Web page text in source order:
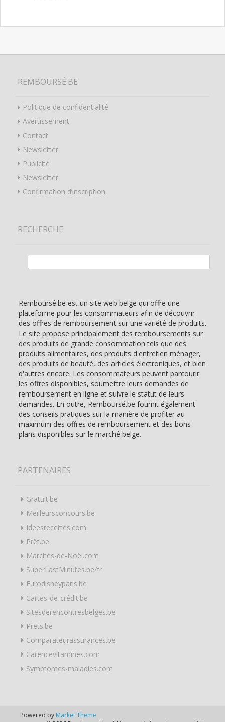
REMBOURSÉ.BE
Politique de confidentialité
Avertissement
Contact
Newsletter
Publicité
Newsletter
Confirmation d’inscription
RECHERCHE
Remboursé.be est un site web belge qui offre une
plateforme pour les consommateurs afin de découvrir
des offres de remboursement sur une variété de produits.
Le site propose principalement des remboursements sur
des produits de grande consommation tels que des
produits alimentaires, des produits d'entretien ménager,
des produits de beauté, des articles électroniques, et bien
d'autres encore. Les consommateurs peuvent parcourir
les offres disponibles, soumettre leurs demandes de
remboursement en ligne et suivre le statut de leurs
demandes. En outre, Remboursé.be fournit également
des conseils pratiques sur la manière de profiter au
maximum des offres de remboursement et des bons
plans disponibles sur le marché belge.
PARTENAIRES
Gratuit.be
Meilleursconcours.be
Ideesrecettes.com
Prêt.be
Marchés-de-Noël.com
SuperLastMinutes.be/fr
Eurodisneyparis.be
Cartes-de-crédit.be
Sitesderencontresbelges.be
Prets.be
Comparateurassurances.be
Carencevitamines.com
Symptomes-maladies.com
Powered by Market Theme